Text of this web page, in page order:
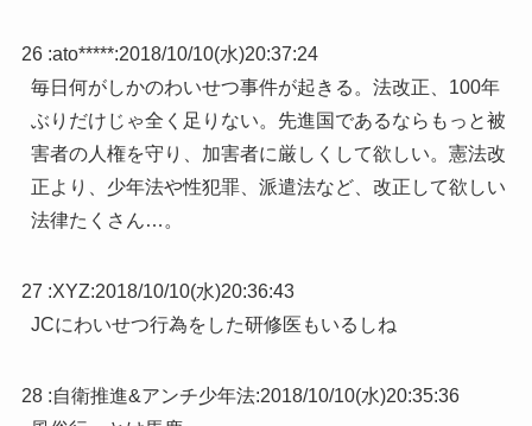
26 :ato*****:2018/10/10(水)20:37:24
毎日何がしかのわいせつ事件が起きる。法改正、100年
ぶりだけじゃ全く足りない。先進国であるならもっと被
害者の人権を守り、加害者に厳しくして欲しい。憲法改
正より、少年法や性犯罪、派遣法など、改正して欲しい
法律たくさん…。
27 :XYZ:2018/10/10(水)20:36:43
JCにわいせつ行為をした研修医もいるしね
28 :自衛推進&アンチ少年法:2018/10/10(水)20:35:36